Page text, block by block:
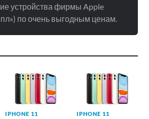
устройства фирмы Apple
по очень выгодным ценам.
IPHONE 11 IPHONE 11